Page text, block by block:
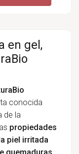
en gel,
conocida
de la
propiedades
piel irritada